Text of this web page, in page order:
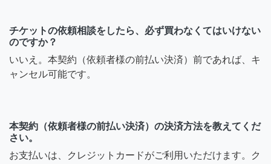
チケットの依頼相談をしたら、必ず買わなくてはいけない
のですか？
いいえ。本契約（依頼者様の前払い決済）前であれば、キ
ャンセル可能です。
本契約（依頼者様の前払い決済）の決済方法を教えてくだ
さい。
お支払いは、クレジットカードがご利用いただけます。ク